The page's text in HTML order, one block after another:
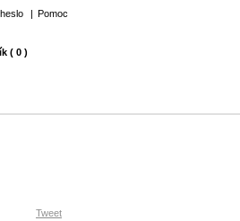
| Pomoc
( 0 )
Tweet